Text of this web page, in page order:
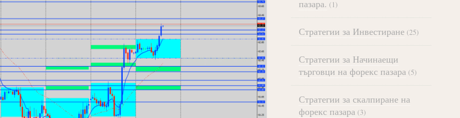
пазара. (1)
Стратегии за Инвестиране (25)
Стратегии за Начинаещи
търговци на форекс пазара(5)
Стратегии за скалпиране на
форекс пазара(3)